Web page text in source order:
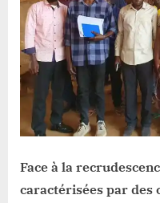
Face à la
caractérisées par des